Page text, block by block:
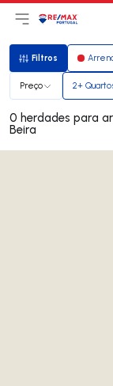
Abri menu
LogoIr para
Filtros
Filtros
Preço 2+
0 herdades para arrendar em
Beira